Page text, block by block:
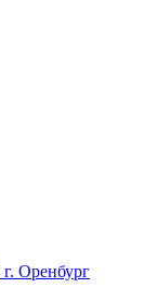
Оренбург